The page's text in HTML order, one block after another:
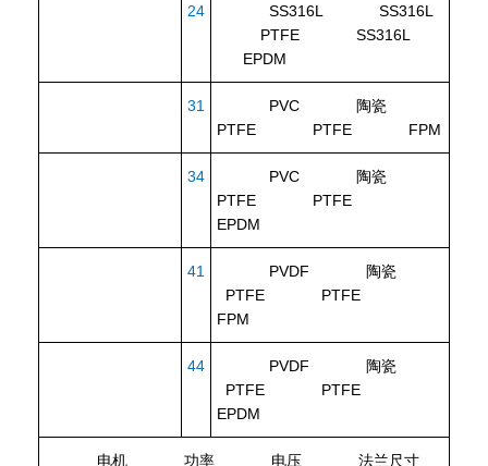
24
SS316L SS316L
PTFE SS316L
EPDM
31
PVC 陶瓷
PTFE PTFE FPM
34
PVC 陶瓷
PTFE PTFE
EPDM
41
PVDF 陶瓷
PTFE PTFE
FPM
44
PVDF 陶瓷
PTFE PTFE
EPDM
电机 功率 电压 法兰尺寸